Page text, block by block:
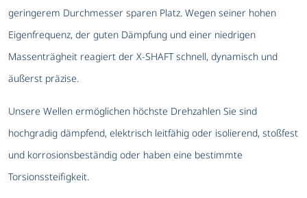
geringerem Durchmesser sparen Platz. Wegen seiner hohen
Eigenfrequenz, der guten Dämpfung und einer niedrigen
Massenträgheit reagiert der X-SHAFT schnell, dynamisch und
äußerst präzise.
Unsere Wellen ermöglichen höchste Drehzahlen Sie sind
hochgradig dämpfend, elektrisch leitfähig oder isolierend, stoßfest
und korrosionsbeständig oder haben eine bestimmte
Torsionssteifigkeit.